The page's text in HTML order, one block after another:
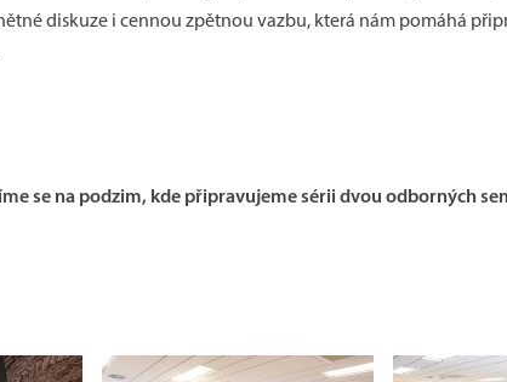
diskuze i cennou zpětnou vazbu, která nám pomáhá
se na podzim, kde připravujeme sérii dvou odborných